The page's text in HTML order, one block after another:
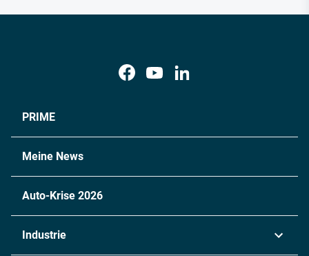
PRIME
Meine News
Auto-Krise 2026
Industrie